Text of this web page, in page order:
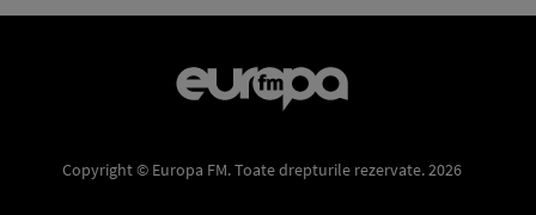
Copyright © Europa FM. Toate drepturile rezervate. 2026